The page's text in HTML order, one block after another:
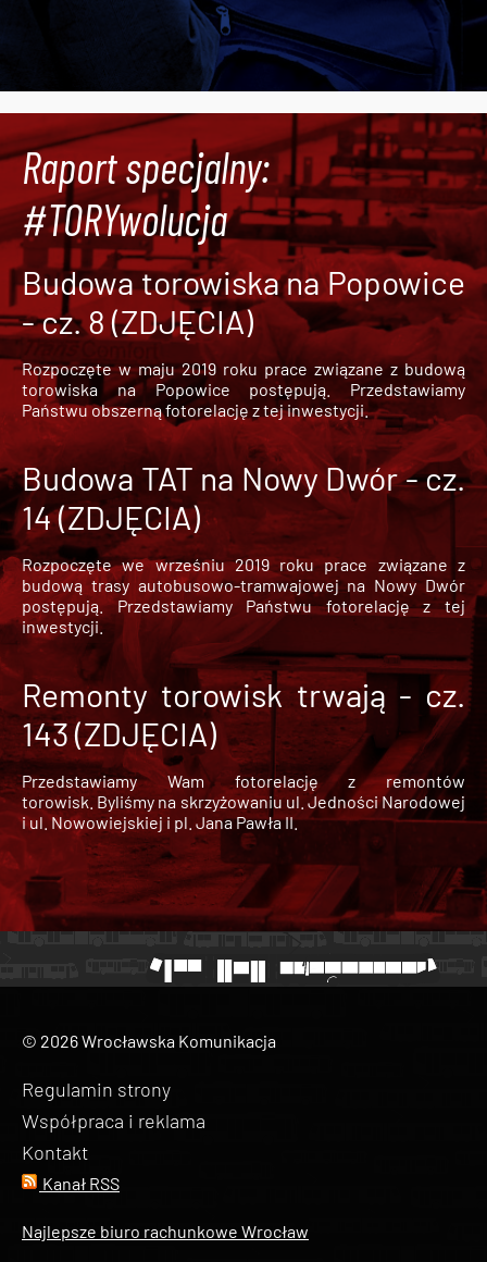
Raport specjalny:
#TORYwolucja
Budowa torowiska na Popowice
- cz. 8 (ZDJĘCIA)
Rozpoczęte w maju 2019 roku prace związane z budową
torowiska na Popowice
postępują. Przedstawiamy
Państwu obszerną fotorelację z tej inwestycji.
Budowa TAT na Nowy Dwór - cz.
14 (ZDJĘCIA)
Rozpoczęte we wrześniu 2019 roku prace związane z
budową trasy autobusowo-tramwajowej na Nowy Dwór
postępują. Przedstawiamy Państwu fotorelację z tej
inwestycji.
Remonty torowisk trwają - cz.
143 (ZDJĘCIA)
Przedstawiamy Wam fotorelację z remontów
torowisk. Byliśmy na skrzyżowaniu ul. Jedności Narodowej
i ul. Nowowiejskiej i pl. Jana Pawła II.
© 2026 Wrocławska Komunikacja
Regulamin strony
Współpraca i reklama
Kontakt
Kanał RSS
Najlepsze biuro rachunkowe Wrocław